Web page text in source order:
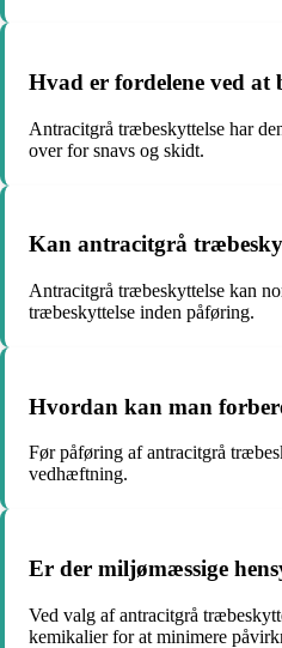
Hvad er fordelene ved
Antracitgrå træbeskyttelse har
over for snavs og skidt.
Kan antracitgrå
Antracitgrå træbeskyttelse kan
træbeskyttelse inden påføring.
Hvordan kan man
Før påføring af antracitgrå
vedhæftning.
Er der miljømæssige
Ved valg af antracitgrå
kemikalier for at minimere